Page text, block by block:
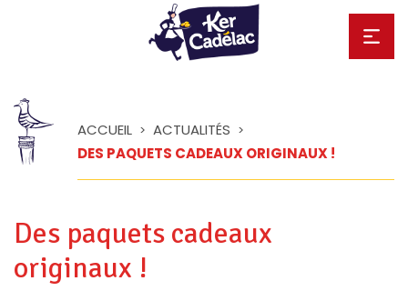
Des paquets cadeaux
originaux !
ACCUEIL > ACTUALITÉS >
DES PAQUETS CADEAUX ORIGINAUX !